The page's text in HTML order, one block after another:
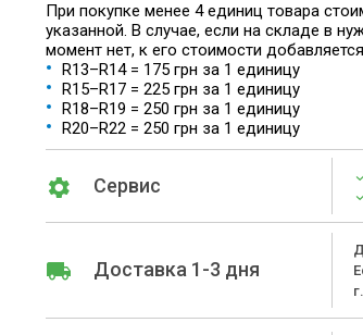
При покупке менее 4 единиц товара
указанной. В случае, если на складе в
момент нет, к его стоимости
R13–R14 = 175 грн за 1 единицу
R15–R17 = 225 грн за 1 единицу
R18–R19 = 250 грн за 1 единицу
R20–R22 = 250 грн за 1 единицу
Сервис
Доставка 1-3 дня